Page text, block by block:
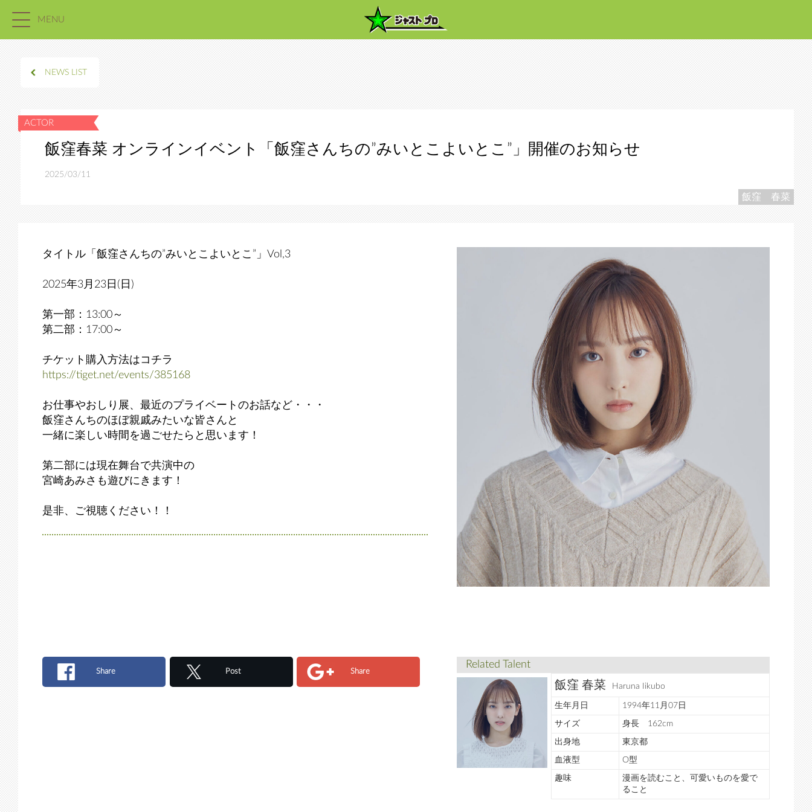
MENU
NEWS LIST
飯窪春菜 オンラインイベント「飯窪さんちの”みいとこよいとこ”」開催のお知らせ
2025/03/11
飯窪 春菜
タイトル「飯窪さんちの”みいとこよいとこ”」Vol,3
2025年3月23日(日)
第一部：13:00～
第二部：17:00～
チケット購入方法はコチラ
https://tiget.net/events/385168
お仕事やおしり展、最近のプライベートのお話など・・・
飯窪さんちのほぼ親戚みたいな皆さんと
一緒に楽しい時間を過ごせたらと思います！
第二部には現在舞台で共演中の
宮崎あみさも遊びにきます！
是非、ご視聴ください！！
Share Post Share
Related Talent
飯窪 春菜 Haruna Iikubo
生年月日 1994年11月07日
サイズ 身長 162cm
出身地 東京都
血液型 O型
趣味
漫画を読むこと、可愛いものを愛で
ること